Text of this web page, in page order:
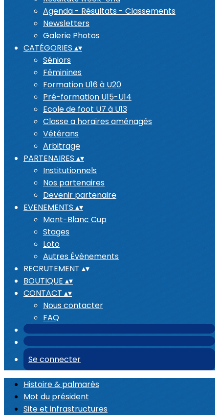
Agenda - Résultats - Classements
Newsletters
Galerie Photos
CATÉGORIES ▴▾
Séniors
Féminines
Formation U16 à U20
Pré-formation U15-U14
Ecole de foot U7 à U13
Classe a horaires aménagés
Vétérans
Arbitrage
PARTENAIRES ▴▾
Institutionnels
Nos partenaires
Devenir partenaire
EVENEMENTS ▴▾
Mont-Blanc Cup
Stages
Loto
Autres Évènements
RECRUTEMENT ▴▾
BOUTIQUE ▴▾
CONTACT ▴▾
Nous contacter
FAQ
Se connecter
Histoire & palmarès
Mot du président
Site et infrastructures